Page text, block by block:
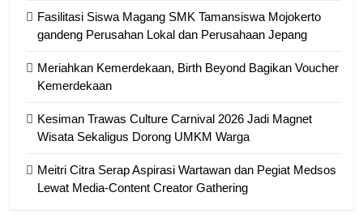
Fasilitasi Siswa Magang SMK Tamansiswa Mojokerto
gandeng Perusahan Lokal dan Perusahaan Jepang
Meriahkan Kemerdekaan, Birth Beyond Bagikan Voucher
Kemerdekaan
Kesiman Trawas Culture Carnival 2026 Jadi Magnet
Wisata Sekaligus Dorong UMKM Warga
Meitri Citra Serap Aspirasi Wartawan dan Pegiat Medsos
Lewat Media-Content Creator Gathering